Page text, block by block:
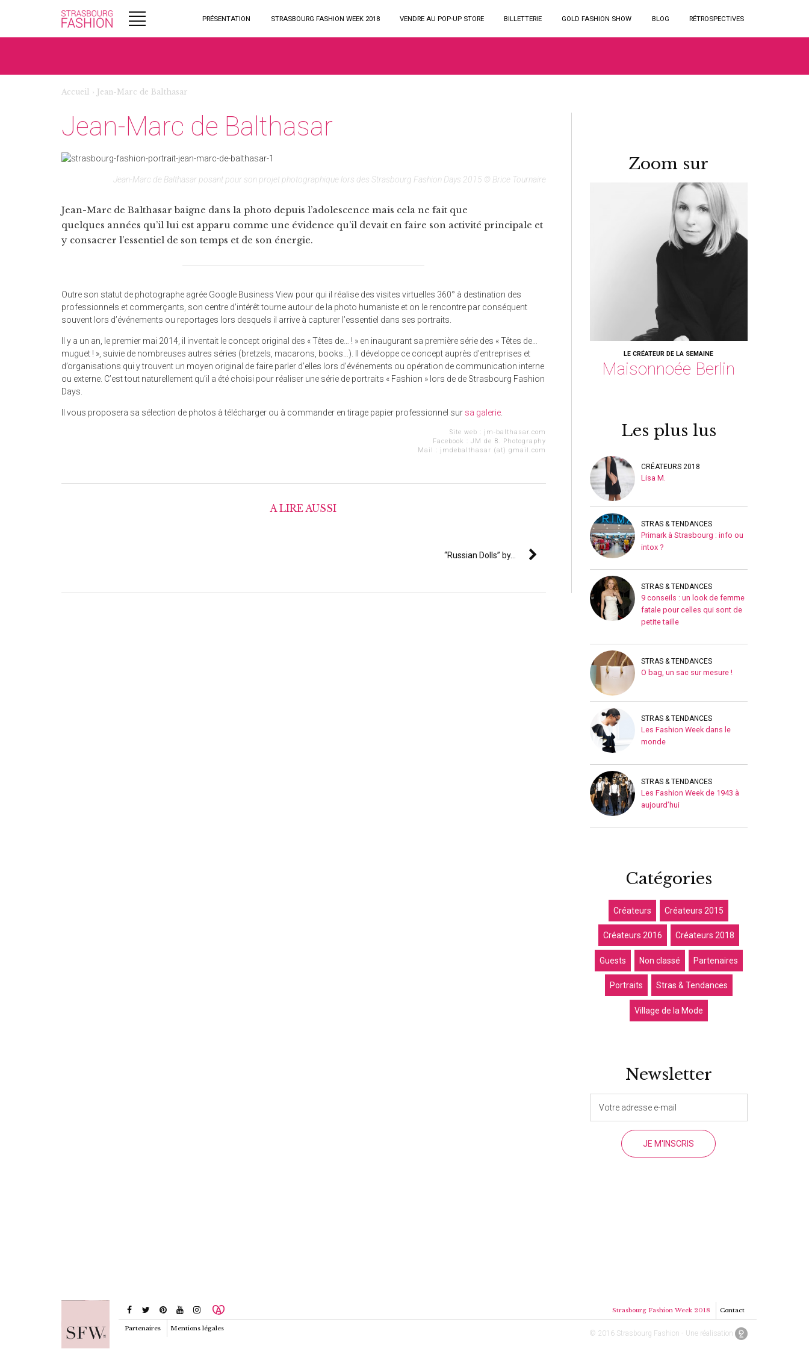
PRÉSENTATION STRASBOURG FASHION WEEK 2018 VENDRE AU POP-UP STORE BILLETTERIE GOLD FASHION SHOW BLOG RÉTROSPECTIVES
Accueil › Jean-Marc de Balthasar
Jean-Marc de Balthasar
Jean-Marc de Balthasar posant pour son projet photographique lors des Strasbourg Fashion Days 2015 © Brice Tournaire
Jean-Marc de Balthasar baigne dans la photo depuis l’adolescence mais cela ne fait que
quelques années qu’il lui est apparu comme une évidence qu’il devait en faire son activité principale et
y consacrer l’essentiel de son temps et de son énergie.
Outre son statut de photographe agrée Google Business View pour qui il réalise des visites virtuelles 360° à destination des
professionnels et commerçants, son centre d’intérêt tourne autour de la photo humaniste et on le rencontre par conséquent
souvent lors d’événements ou reportages lors desquels il arrive à capturer l’essentiel dans ses portraits.
Il y a un an, le premier mai 2014, il inventait le concept original des « Têtes de… ! » en inaugurant sa première série des « Têtes de…
muguet ! », suivie de nombreuses autres séries (bretzels, macarons, books…). Il développe ce concept auprès d’entreprises et
d’organisations qui y trouvent un moyen original de faire parler d’elles lors d’événements ou opération de communication interne
ou externe. C’est tout naturellement qu’il a été choisi pour réaliser une série de portraits « Fashion » lors de de Strasbourg Fashion
Days.
Il vous proposera sa sélection de photos à télécharger ou à commander en tirage papier professionnel sur sa galerie
Site web : jm-balthasar.com
Facebook : JM de B. Photography
Mail : jmdebalthasar (at) gmail.com
A LIRE AUSSI
“Russian Dolls” by...
Zoom sur
LE CRÉATEUR DE LA SEMAINE
Maisonnoée Berlin
Les plus lus
CRÉATEURS 2018
Lisa M.
STRAS & TENDANCES
Primark à Strasbourg : info ou
intox ?
STRAS & TENDANCES
9 conseils : un look de femme
fatale pour celles qui sont de
petite taille
STRAS & TENDANCES
O bag, un sac sur mesure !
STRAS & TENDANCES
Les Fashion Week dans le
monde
STRAS & TENDANCES
Les Fashion Week de 1943 à
aujourd’hui
Catégories
Créateurs Créateurs 2015
Créateurs 2016 Créateurs 2018
Guests Non classé Partenaires
Portraits Stras & Tendances
Village de la Mode
Newsletter
Strasbourg Fashion Week 2018 Contact
Partenaires Mentions légales
© 2016 Strasbourg Fashion - Une réalisation